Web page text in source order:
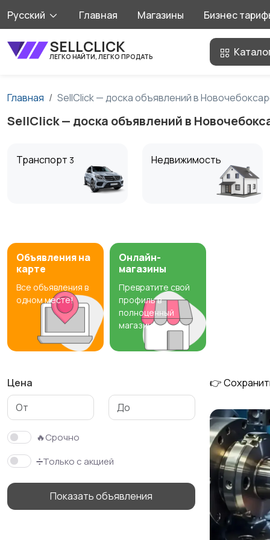
Русский Главная Магазины Бизнес
SELLCLICK
ЛЕГКО НАЙТИ, ЛЕГКО ПРОДАТЬ
Главная SellClick — доска объявлений в
SellClick — доска объявлений в
Транспорт 3 Недвижимость
Резюме Хэндмейд
Объявления на
карте
Все объявления в
одном месте!
Онлайн-
магазины
Превратите свой
профиль в
полноценный
магазин
Цена
🔥Срочно
➗Только с акцией
Показать объявления
👉